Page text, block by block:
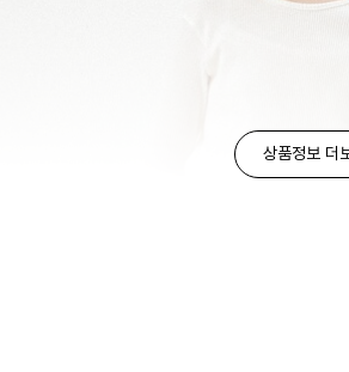
상품정보 더